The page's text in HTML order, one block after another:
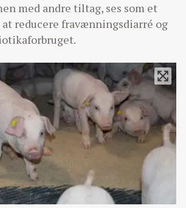
med andre tiltag, ses som et
reducere fravænningsdiarré og